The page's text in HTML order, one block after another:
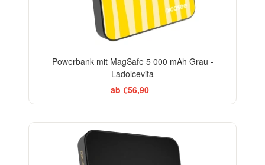
Powerbank mit MagSafe 5 000 mAh Grau -
Ladolcevita
ab €56,90